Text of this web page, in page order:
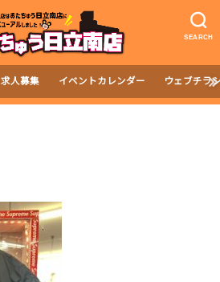
SEARCH
求人募集 イベントカレンダー ウェブチラ